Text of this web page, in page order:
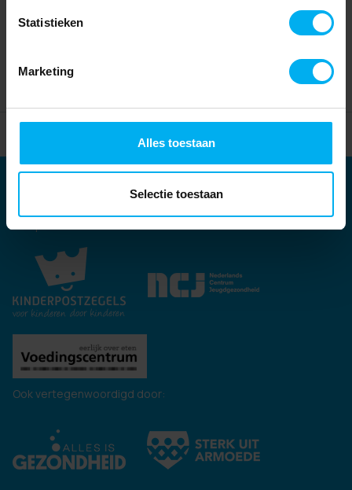
Statistieken
Marketing
Alles toestaan
Selectie toestaan
Kernpartners:
Ook vertegenwoordigd door: